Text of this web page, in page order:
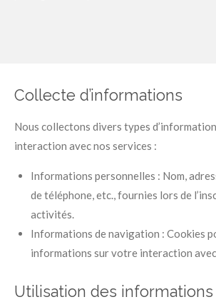
Collecte d’informations
Nous collectons divers types
interaction avec nos services :
Informations personnelles : Nom,
de téléphone, etc., fournies lors de
activités.
Informations de navigation : Cookies
informations sur votre interaction
Utilisation des informations